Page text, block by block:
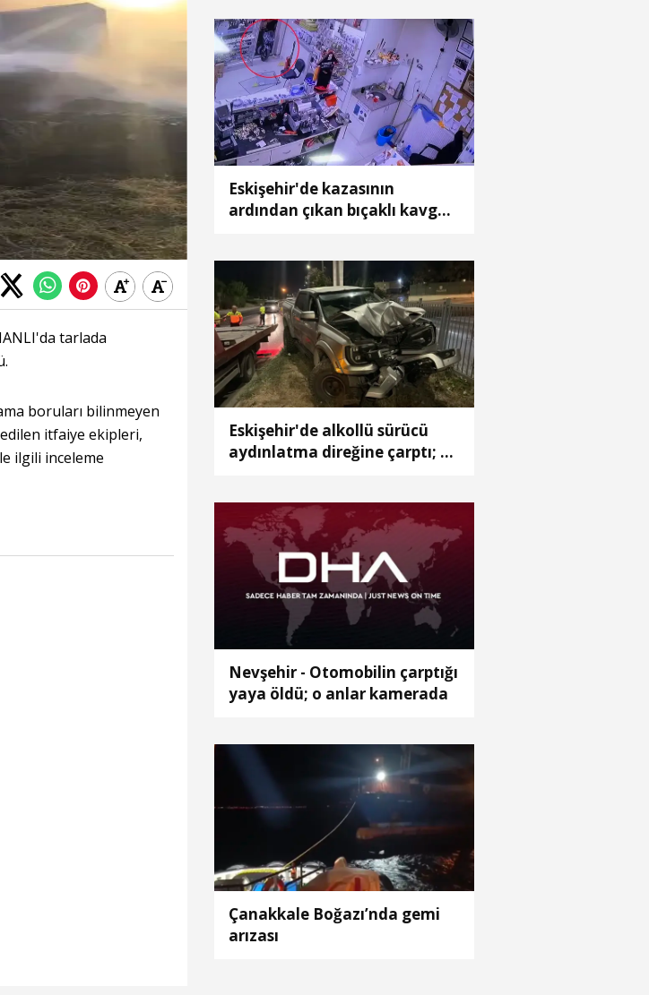
tarlada
boruları bilinmeyen
itfaiye ekipleri,
ilgili inceleme
Eskişehir'de kazasının
ardından çıkan bıçaklı kavga
Eskişehir'de alkollü sürücü
aydınlatma direğine çarptı; 1
Nevşehir - Otomobilin çarptığı
yaya öldü; o anlar kamerada
Çanakkale Boğazı’nda gemi
arızası